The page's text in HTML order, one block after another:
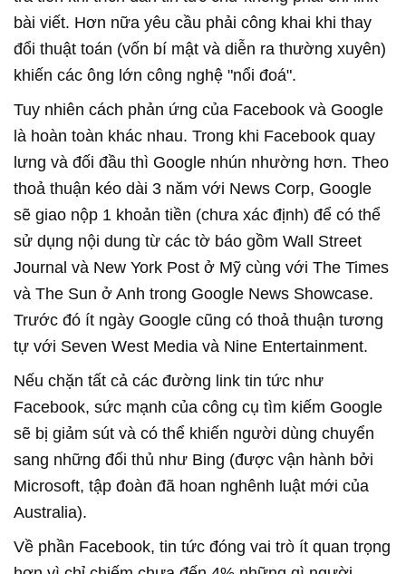
bài viết. Hơn nữa yêu cầu phải công khai khi thay
đổi thuật toán (vốn bí mật và diễn ra thường xuyên)
khiến các ông lớn công nghệ "nổi đoá".
Tuy nhiên cách phản ứng của Facebook và Google
là hoàn toàn khác nhau. Trong khi Facebook quay
lưng và đối đầu thì Google nhún nhường hơn. Theo
thoả thuận kéo dài 3 năm với News Corp, Google
sẽ giao nộp 1 khoản tiền (chưa xác định) để có thể
sử dụng nội dung từ các tờ báo gồm Wall Street
Journal và New York Post ở Mỹ cùng với The Times
và The Sun ở Anh trong Google News Showcase.
Trước đó ít ngày Google cũng có thoả thuận tương
tự với Seven West Media và Nine Entertainment.
Nếu chặn tất cả các đường link tin tức như
Facebook, sức mạnh của công cụ tìm kiếm Google
sẽ bị giảm sút và có thể khiến người dùng chuyển
sang những đối thủ như Bing (được vận hành bởi
Microsoft, tập đoàn đã hoan nghênh luật mới của
Australia).
Về phần Facebook, tin tức đóng vai trò ít quan trọng